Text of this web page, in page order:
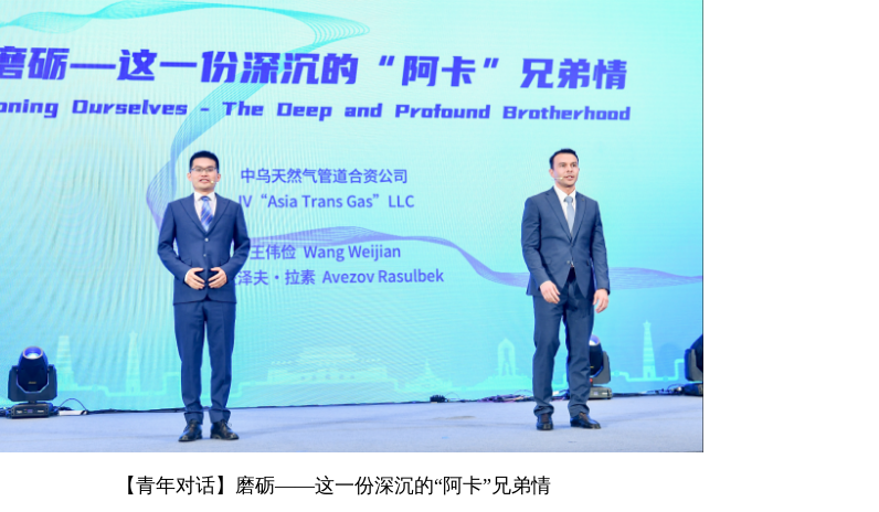
【青年对话】磨砺——这一份深沉的“阿卡”兄弟情